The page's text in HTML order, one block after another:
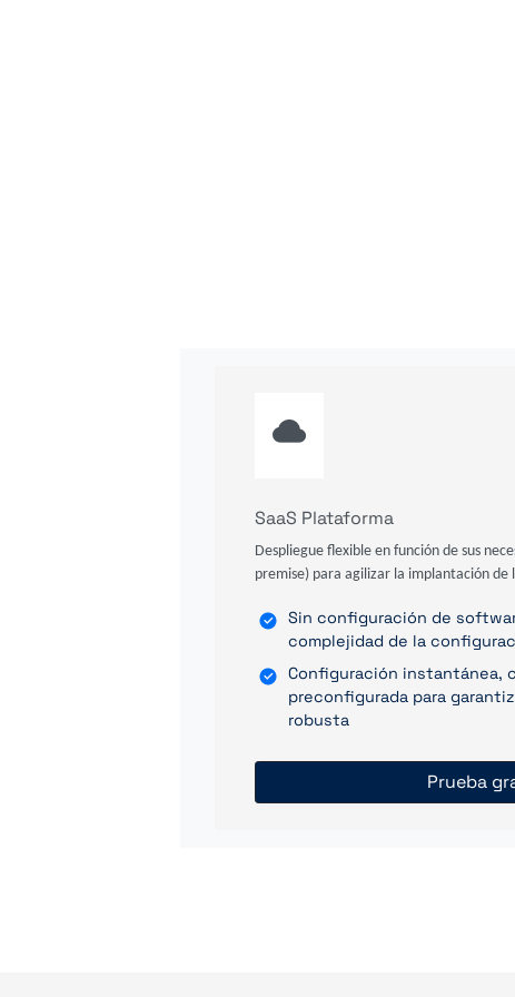
SaaS Plataforma
Despliegue flexible en función de sus
premise) para agilizar la implantación de
Sin configuración de
complejidad de la
Configuración instantánea,
preconfigurada para
robusta
Prueba